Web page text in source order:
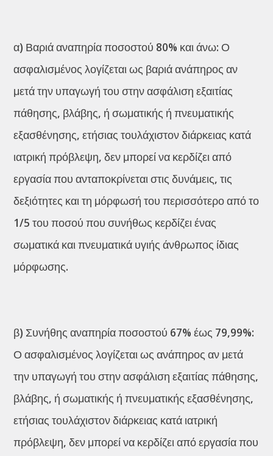
α) Βαριά αναπηρία ποσοστού 80% και άνω: Ο
ασφαλισμένος λογίζεται ως βαριά ανάπηρος αν
μετά την υπαγωγή του στην ασφάλιση εξαιτίας
πάθησης, βλάβης, ή σωματικής ή πνευματικής
εξασθένησης, ετήσιας τουλάχιστον διάρκειας κατά
ιατρική πρόβλεψη, δεν μπορεί να κερδίζει από
εργασία που ανταποκρίνεται στις δυνάμεις, τις
δεξιότητες και τη μόρφωσή του περισσότερο από το
1/5 του ποσού που συνήθως κερδίζει ένας
σωματικά και πνευματικά υγιής άνθρωπος ίδιας
μόρφωσης.
β) Συνήθης αναπηρία ποσοστού 67% έως 79,99%:
Ο ασφαλισμένος λογίζεται ως ανάπηρος αν μετά
την υπαγωγή του στην ασφάλιση εξαιτίας πάθησης,
βλάβης, ή σωματικής ή πνευματικής εξασθένησης,
ετήσιας τουλάχιστον διάρκειας κατά ιατρική
πρόβλεψη, δεν μπορεί να κερδίζει από εργασία που